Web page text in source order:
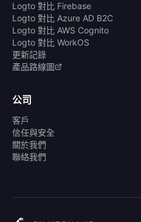
Logto 對比 Firebase
Logto 對比 Azure AD B2C
Logto 對比 AWS Cognito
Logto 對比 WorkOS
更新記錄
產品路線圖
公司
客戶
信任與安全
關於我們
聯絡我們